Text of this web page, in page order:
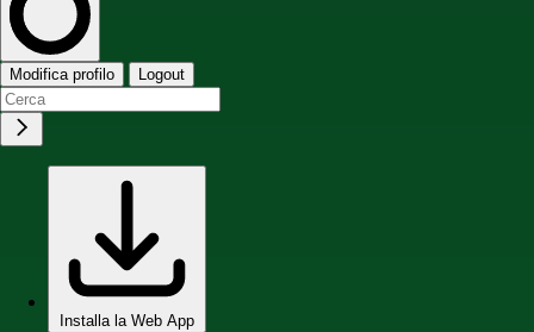
Modifica profilo Logout
Installa la Web App